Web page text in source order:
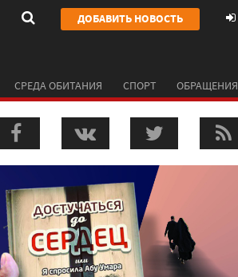
ДОБАВИТЬ НОВОСТЬ
СРЕДА ОБИТАНИЯ СПОРТ ОБРАЩЕНИЯ